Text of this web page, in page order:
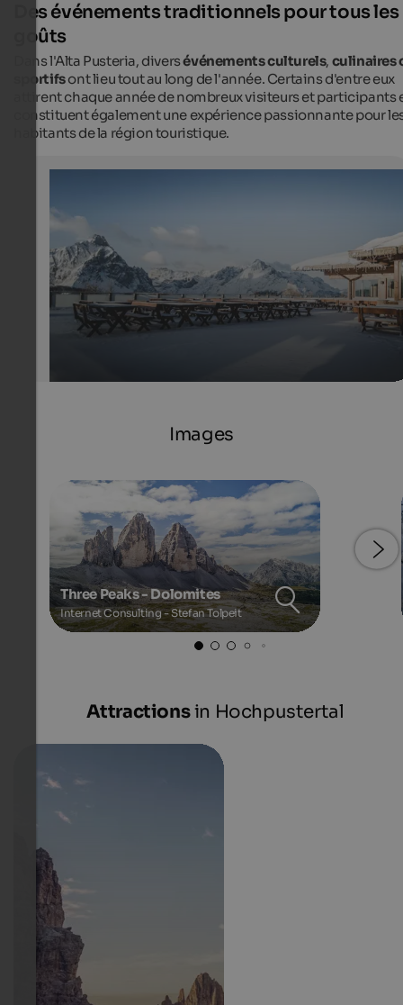
runs, modern lift facilities, inviting ski huts, varied
families and a dreamlike mountain panorama.
Manuel Kottensteger - Skigebiet 3 Zinnen Dolomiten
Des événements traditionnels pour tous les
goûts
Dans l'Alta Pusteria, diversévénementsculturels, culinaires
sportifsont lieu tout au long de l'année. Certains d'entre eux
attirent chaque année de nombreux visiteurs et participants
constituent également une expérience passionnante pour
habitants de la région touristique.
Images
Three Peaks - Dolomites
Internet Consulting - Stefan Tolpeit
Attractionsin Hochpustertal